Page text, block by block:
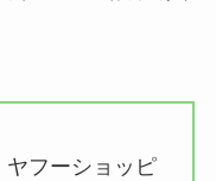
フーショッピ